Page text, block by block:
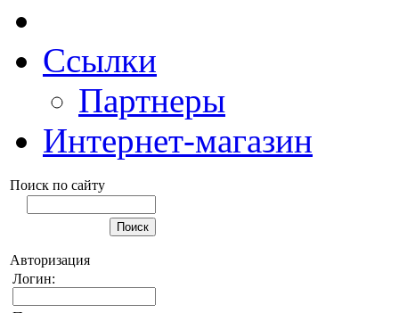
Ссылки
Партнеры
Интернет-магазин
Поиск по сайту
Авторизация
Логин: